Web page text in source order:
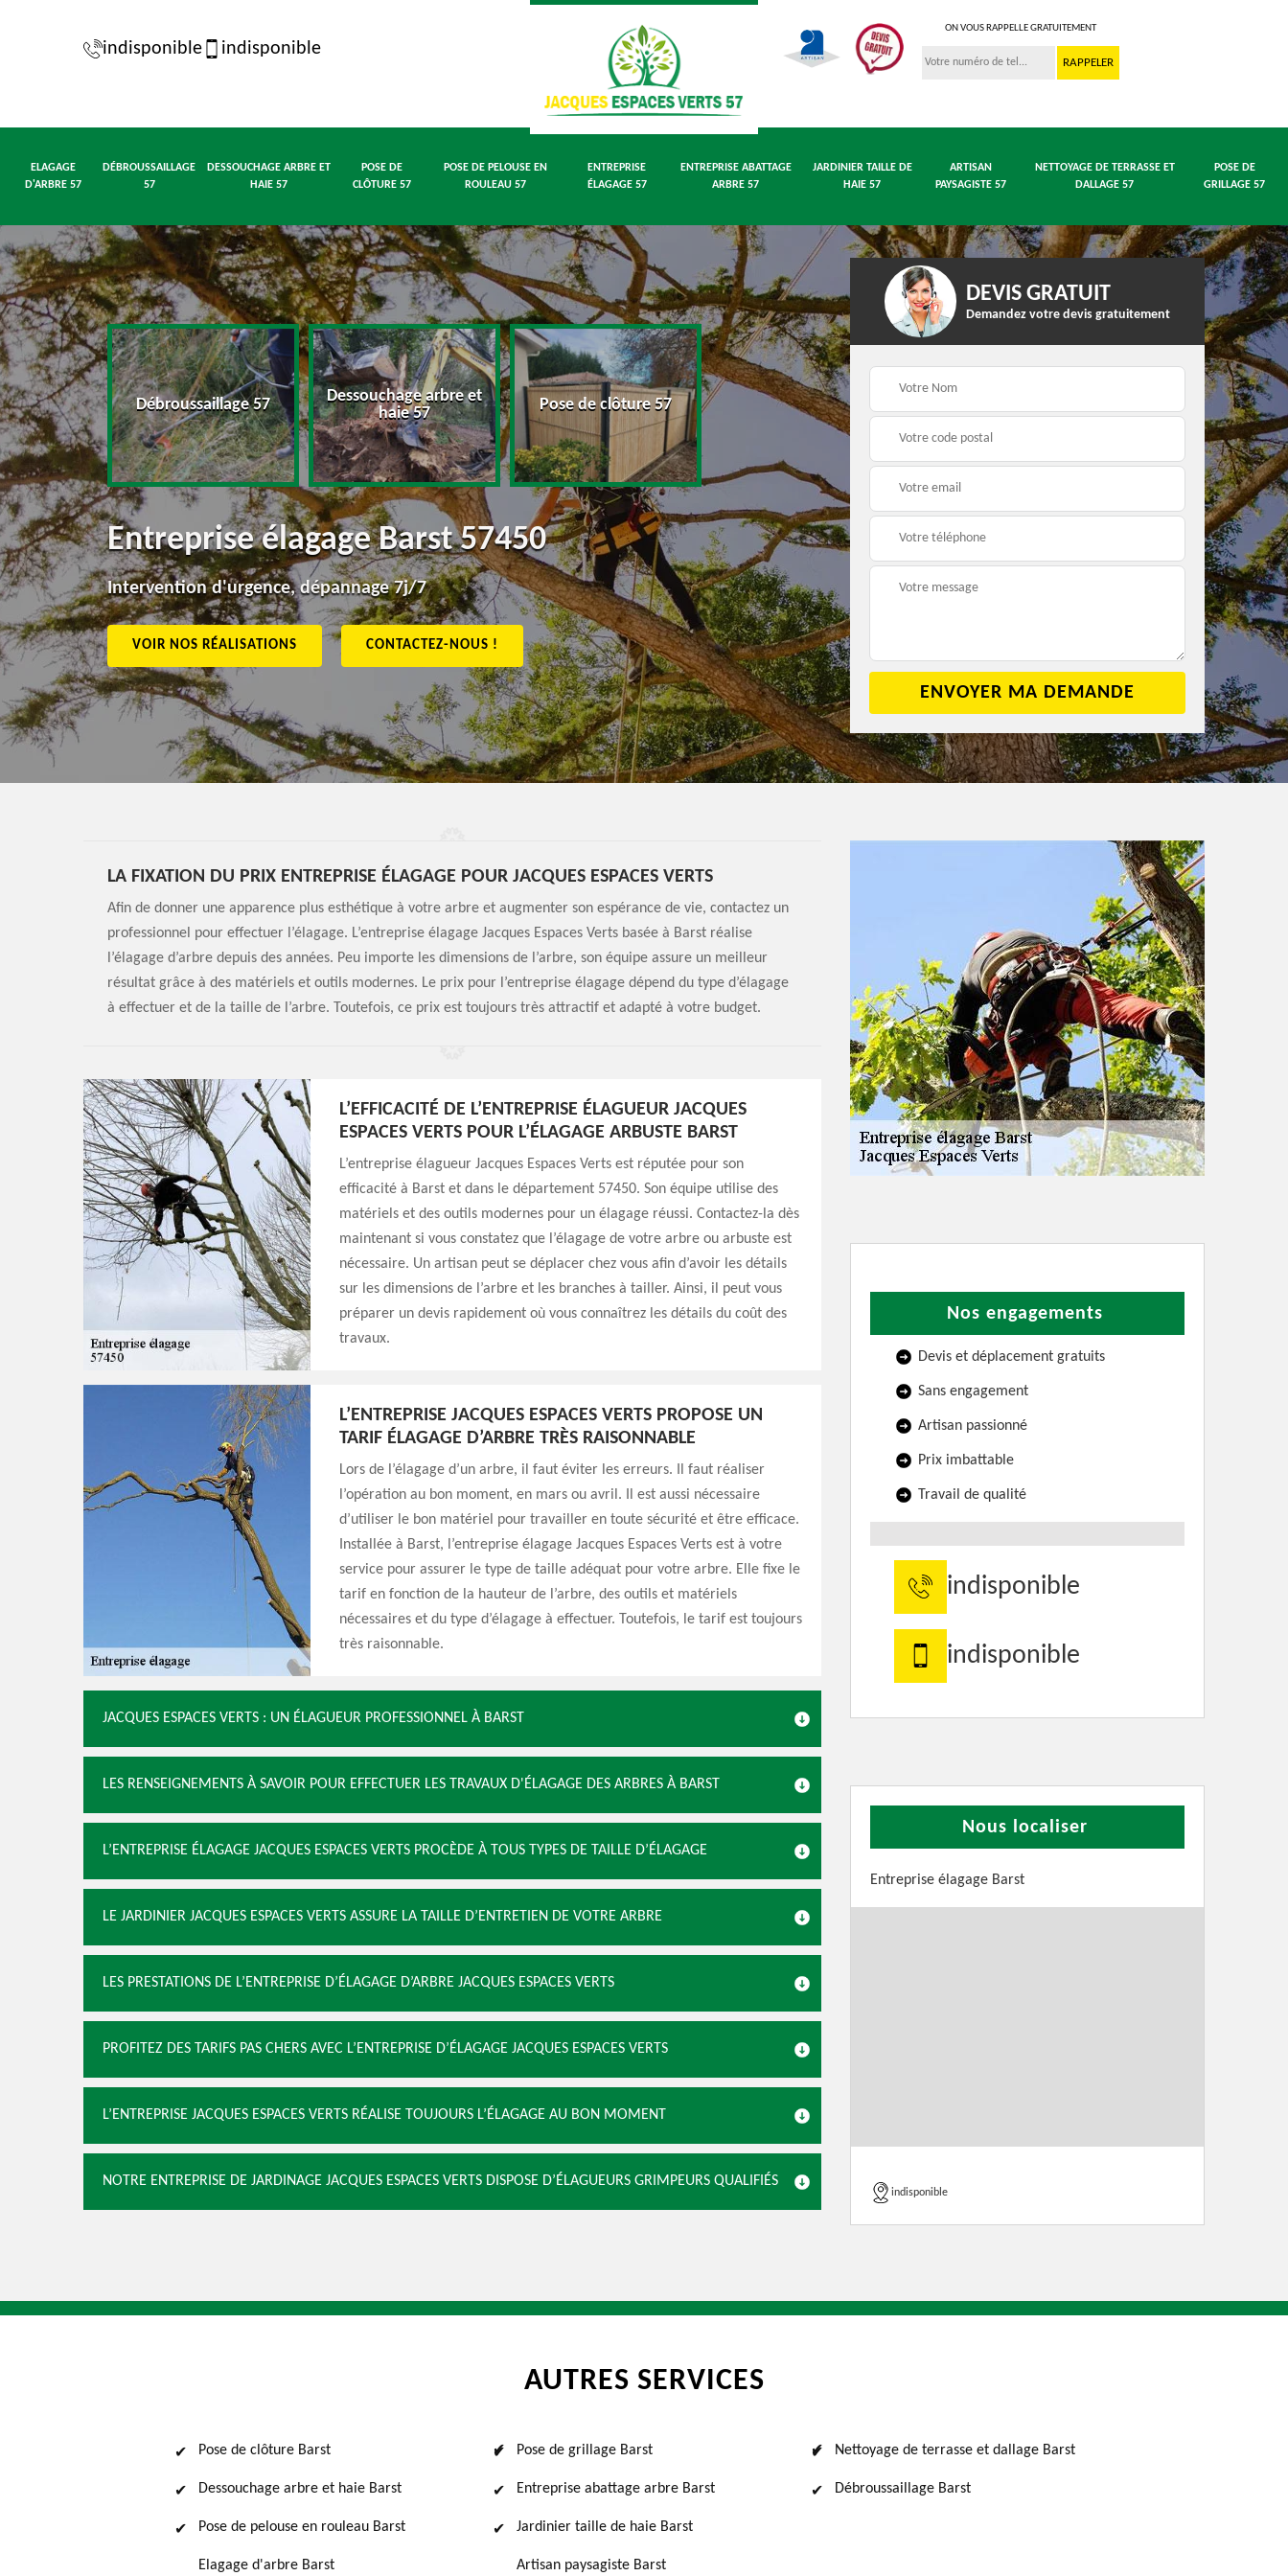
indisponible indisponible
ON VOUS RAPPELLE GRATUITEMENT
ELAGAGE
D'ARBRE 57
DÉBROUSSAILLAGE
57
DESSOUCHAGE ARBRE ET
HAIE 57
POSE DE
CLÔTURE 57
POSE DE PELOUSE EN
ROULEAU 57
ENTREPRISE
ÉLAGAGE 57
ENTREPRISE ABATTAGE
ARBRE 57
JARDINIER TAILLE DE
HAIE 57
ARTISAN
PAYSAGISTE 57
NETTOYAGE DE TERRASSE ET
DALLAGE 57
POSE DE
GRILLAGE 57
57 Débroussaillage 57
Dessouchage arbre et
haie 57
Pose de clôture 57
Pose de pelouse en
rouleau 57
Entreprise abattage
arbre 57
Entreprise élagage Barst 57450
Intervention d'urgence, dépannage 7j/7
VOIR NOS RÉALISATIONS CONTACTEZ-NOUS !
DEVIS GRATUIT
Demandez votre devis gratuitement
LA FIXATION DU PRIX ENTREPRISE ÉLAGAGE POUR JACQUES ESPACES VERTS
Afin de donner une apparence plus esthétique à votre arbre et augmenter son espérance de vie, contactez un
professionnel pour effectuer l’élagage. L’entreprise élagage Jacques Espaces Verts basée à Barst réalise
l’élagage d’arbre depuis des années. Peu importe les dimensions de l’arbre, son équipe assure un meilleur
résultat grâce à des matériels et outils modernes. Le prix pour l’entreprise élagage dépend du type d’élagage
à effectuer et de la taille de l’arbre. Toutefois, ce prix est toujours très attractif et adapté à votre budget.
L’EFFICACITÉ DE L’ENTREPRISE ÉLAGUEUR JACQUES
ESPACES VERTS POUR L’ÉLAGAGE ARBUSTE BARST
L’entreprise élagueur Jacques Espaces Verts est réputée pour son
efficacité à Barst et dans le département 57450. Son équipe utilise des
matériels et des outils modernes pour un élagage réussi. Contactez-la dès
maintenant si vous constatez que l’élagage de votre arbre ou arbuste est
nécessaire. Un artisan peut se déplacer chez vous afin d’avoir les détails
sur les dimensions de l’arbre et les branches à tailler. Ainsi, il peut vous
préparer un devis rapidement où vous connaîtrez les détails du coût des
travaux.
L’ENTREPRISE JACQUES ESPACES VERTS PROPOSE UN
TARIF ÉLAGAGE D’ARBRE TRÈS RAISONNABLE
Lors de l’élagage d’un arbre, il faut éviter les erreurs. Il faut réaliser
l’opération au bon moment, en mars ou avril. Il est aussi nécessaire
d’utiliser le bon matériel pour travailler en toute sécurité et être efficace.
Installée à Barst, l’entreprise élagage Jacques Espaces Verts est à votre
service pour assurer le type de taille adéquat pour votre arbre. Elle fixe le
tarif en fonction de la hauteur de l’arbre, des outils et matériels
nécessaires et du type d’élagage à effectuer. Toutefois, le tarif est toujours
très raisonnable.
JACQUES ESPACES VERTS : UN ÉLAGUEUR PROFESSIONNEL À BARST
LES RENSEIGNEMENTS À SAVOIR POUR EFFECTUER LES TRAVAUX D'ÉLAGAGE DES ARBRES À BARST
L’ENTREPRISE ÉLAGAGE JACQUES ESPACES VERTS PROCÈDE À TOUS TYPES DE TAILLE D’ÉLAGAGE
LE JARDINIER JACQUES ESPACES VERTS ASSURE LA TAILLE D’ENTRETIEN DE VOTRE ARBRE
LES PRESTATIONS DE L’ENTREPRISE D’ÉLAGAGE D’ARBRE JACQUES ESPACES VERTS
PROFITEZ DES TARIFS PAS CHERS AVEC L’ENTREPRISE D’ÉLAGAGE JACQUES ESPACES VERTS
L’ENTREPRISE JACQUES ESPACES VERTS RÉALISE TOUJOURS L’ÉLAGAGE AU BON MOMENT
NOTRE ENTREPRISE DE JARDINAGE JACQUES ESPACES VERTS DISPOSE D’ÉLAGUEURS GRIMPEURS QUALIFIÉS
Nos engagements
Devis et déplacement gratuits
Sans engagement
Artisan passionné
Prix imbattable
Travail de qualité
indisponible
indisponible
Nous localiser
Entreprise élagage Barst
indisponible
AUTRES SERVICES
Pose de clôture Barst
Dessouchage arbre et haie Barst
Pose de pelouse en rouleau Barst
Elagage d'arbre Barst
Pose de grillage Barst
Entreprise abattage arbre Barst
Jardinier taille de haie Barst
Artisan paysagiste Barst
Nettoyage de terrasse et dallage Barst
Débroussaillage Barst